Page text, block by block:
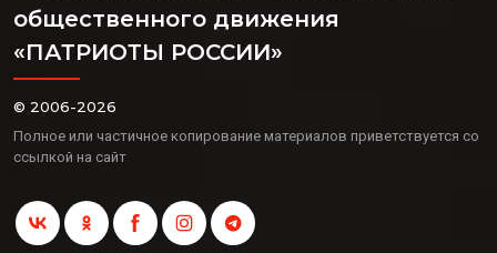
общественного движения
«ПАТРИОТЫ РОССИИ»
© 2006-2026
Полное или частичное копирование материалов приветствуется со
ссылкой на сайт